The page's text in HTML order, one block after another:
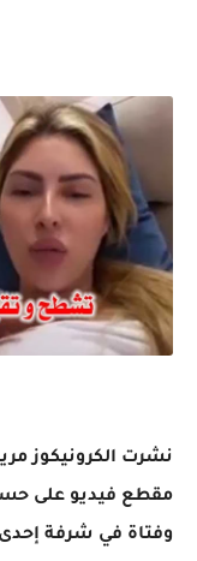
مقطع فيديو على
وفتاة في شرفة